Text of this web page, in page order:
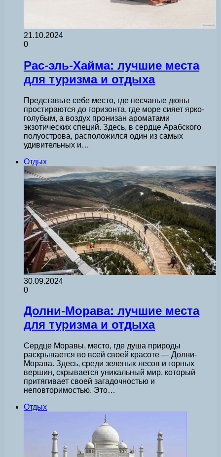
21.10.2024
0
Рас-эль-Хайма: лучшие места
для туризма и отдыха
Представьте себе место, где песчаные дюны
простираются до горизонта, где море сияет ярко-
голубым, а воздух пронизан ароматами
экзотических специй. Здесь, в сердце Арабского
полуострова, расположился один из самых
удивительных и…
Отдых
30.09.2024
0
Долни-Морава: лучшие места
для туризма и отдыха
Сердце Моравы, место, где душа природы
раскрывается во всей своей красоте — Долни-
Морава. Здесь, среди зеленых лесов и горных
вершин, скрывается уникальный мир, который
притягивает своей загадочностью и
неповторимостью. Это…
Отдых